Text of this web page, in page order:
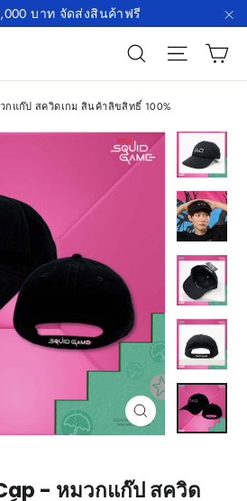
บาท จัดส่งสินค้าฟรี
SearchSite
วกแก๊ป สควิดเกม สินค้าลิขสิทธิ์ 100%
Close
(esc)
- หมวกแก๊ป สควิด